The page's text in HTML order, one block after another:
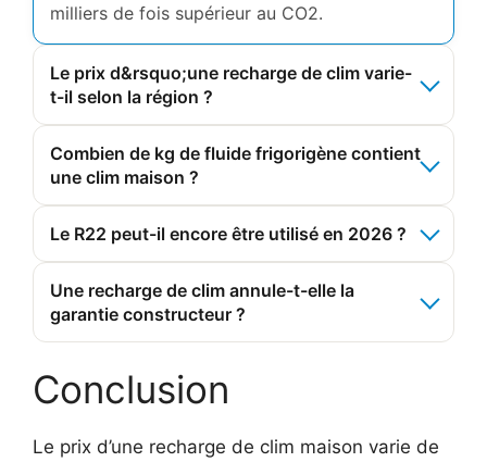
milliers de fois supérieur au CO2.
Le prix d&rsquo;une recharge de clim varie-
t-il selon la région ?
Combien de kg de fluide frigorigène contient
une clim maison ?
Le R22 peut-il encore être utilisé en 2026 ?
Une recharge de clim annule-t-elle la
garantie constructeur ?
Conclusion
Le prix d’une recharge de clim maison varie de